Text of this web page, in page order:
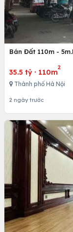
Bán Đất 110m -
35.5 tỷ · 110m
2
Thành phố Hà Nội
2 ngày trước